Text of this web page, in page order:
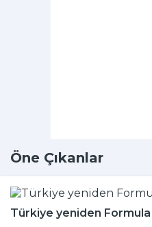
Öne Çıkanlar
Türkiye yeniden